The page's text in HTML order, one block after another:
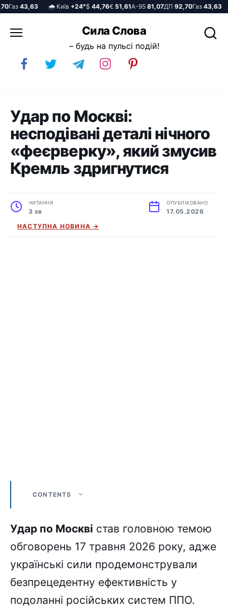
43,63 🌧️ Київ+24°$44,76€51,61А-9581,07ДП92,70Газ43,63
до
Сила Слова
– будь на пульсі подій!
Удар по Москві:
несподівані деталі нічного
«феєрверку», який змусив
Кремль здригнутися
ЧИТАННЯ
3 хв
ОПУБЛІКОВАНО
17.05.2026
НАСТУПНА НОВИНА →
CONTENTS
Удар по Москві став головною темою
обговорень 17 травня 2026 року, адже
українські сили продемонстрували
безпрецедентну ефективність у
подоланні російських систем ППО.